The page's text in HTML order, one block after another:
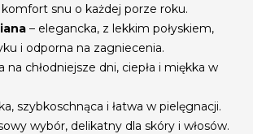
snu o każdej porze roku.
– elegancka, z lekkim połyskiem,
i odporna na zagniecenia.
na chłodniejsze dni, ciepła i miękka w
szybkoschnąca i łatwa w pielęgnacji.
wybór, delikatny dla skóry i włosów.